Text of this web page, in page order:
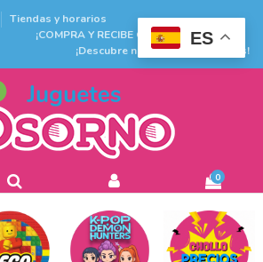
Tiendas y horarios
¡COMPRA Y RECIBE GRATIS EN TIENDA!
¡Descubre nuestras promociones!
0
ES